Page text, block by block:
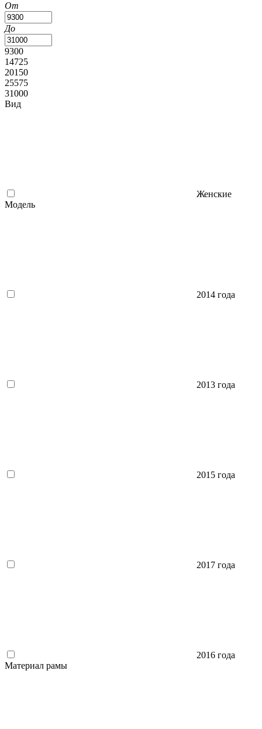
От
До
9300
14725
20150
25575
31000
Вид
Женские
Модель
2014 года
2013 года
2015 года
2017 года
2016 года
Материал рамы